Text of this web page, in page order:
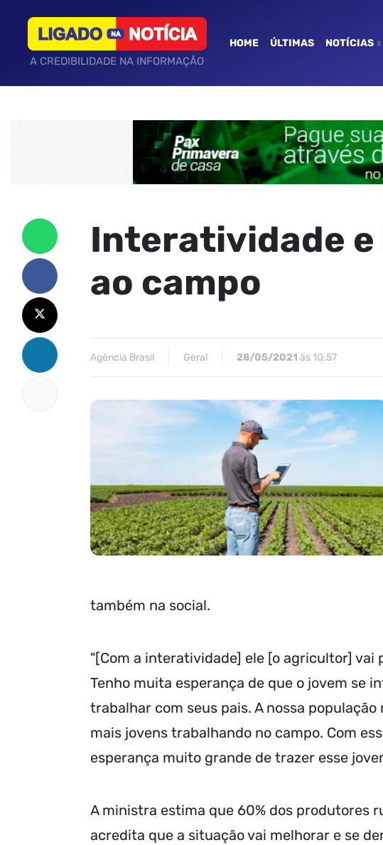
A CREDIBILIDADE NA INFORMAÇÃO
HOME ÚLTIMAS NOTÍCIAS
Interatividade e
ao campo
Agência Brasil Geral 28/05/2021 às 10:57
também na social.
"[Com a interatividade] ele [o agricultor] vai
Tenho muita esperança de que o jovem se
trabalhar com seus pais. A nossa
mais jovens trabalhando no campo. Com
esperança muito grande de trazer esse
A ministra estima que 60% dos produtores
acredita que a situação vai melhorar e se